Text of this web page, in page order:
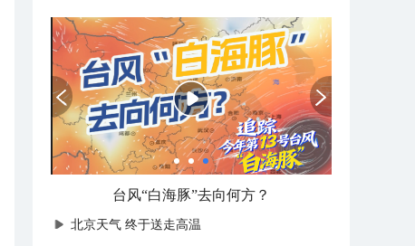
台风“白海豚”去向何方？
北京天气 终于送走高温